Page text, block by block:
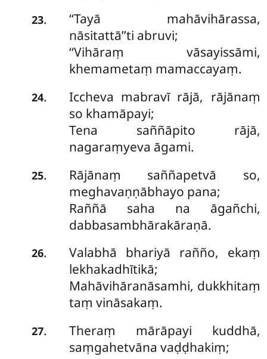
23.
‘‘Tayā mahāvihārassa,
nāsitattā’’ti abruvi;
‘‘Vihāraṃ vāsayissāmi,
khemametaṃ mamaccayaṃ.
24.
Iccheva mabravī rājā, rājānaṃ
so khamāpayi;
Tena saññāpito rājā,
nagaraṃyeva āgami.
25.
Rājānaṃ saññapetvā so,
meghavaṇṇābhayo pana;
Raññā saha na āgañchi,
dabbasambhārakāraṇā.
26.
Valabhā bhariyā rañño, ekaṃ
lekhakadhītikā;
Mahāvihāranāsamhi, dukkhitaṃ
taṃ vināsakaṃ.
27.
Theraṃ mārāpayi kuddhā,
saṃgahetvāna vaḍḍhakiṃ;